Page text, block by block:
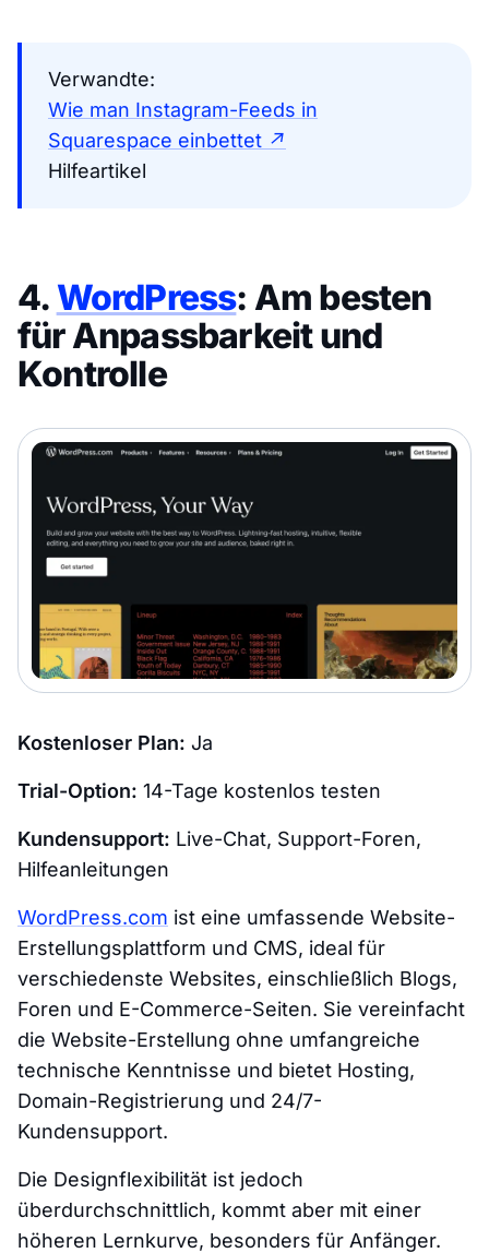
Verwandte:
Wie man Instagram-Feeds in
Squarespace einbettet ↗
Hilfeartikel
4. WordPress: Am besten
für Anpassbarkeit und
Kontrolle
Kostenloser Plan: Ja
Trial-Option: 14-Tage kostenlos testen
Kundensupport: Live-Chat, Support-Foren,
Hilfeanleitungen
WordPress.com ist eine umfassende Website-
Erstellungsplattform und CMS, ideal für
verschiedenste Websites, einschließlich Blogs,
Foren und E-Commerce-Seiten. Sie vereinfacht
die Website-Erstellung ohne umfangreiche
technische Kenntnisse und bietet Hosting,
Domain-Registrierung und 24/7-
Kundensupport.
Die Designflexibilität ist jedoch
überdurchschnittlich, kommt aber mit einer
höheren Lernkurve, besonders für Anfänger.